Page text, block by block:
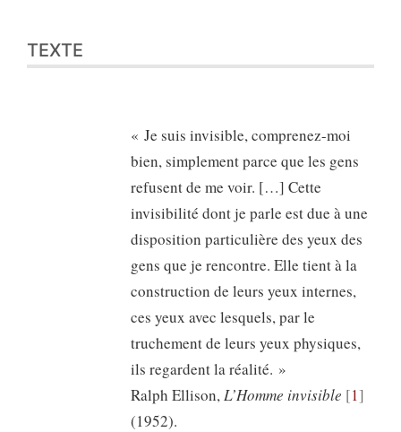
TEXTE
« Je suis invisible, comprenez-moi
bien, simplement parce que les gens
refusent de me voir. […] Cette
invisibilité dont je parle est due à une
disposition particulière des yeux des
gens que je rencontre. Elle tient à la
construction de leurs yeux internes,
ces yeux avec lesquels, par le
truchement de leurs yeux physiques,
ils regardent la réalité. »
Ralph Ellison, L’Homme invisible 1
(1952).